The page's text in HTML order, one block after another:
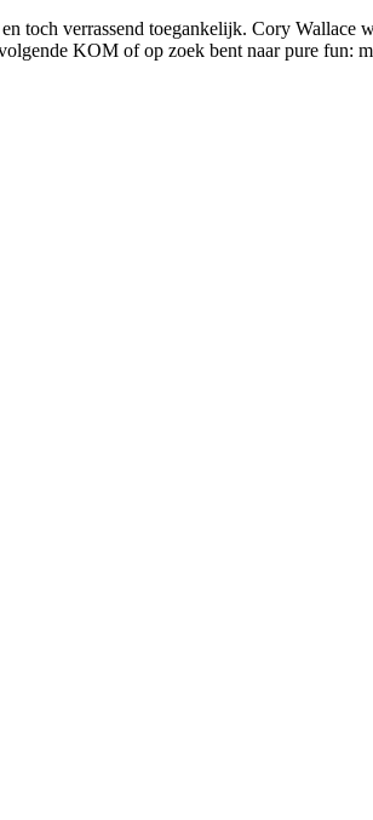
toch verrassend toegankelijk. Cory Wallace
KOM of op zoek bent naar pure fun: